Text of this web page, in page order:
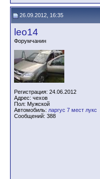
26.09.2012, 16:35
leo14
Форумчанин
Регистрация: 24.06.2012
Адрес: чехов
Пол: Мужской
Автомобиль: ларгус 7 мест лукс
Сообщений: 388